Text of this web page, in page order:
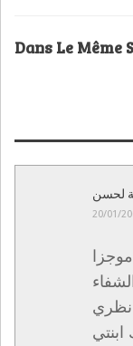
Dans Le Même
لحسن
20/01/
نظري